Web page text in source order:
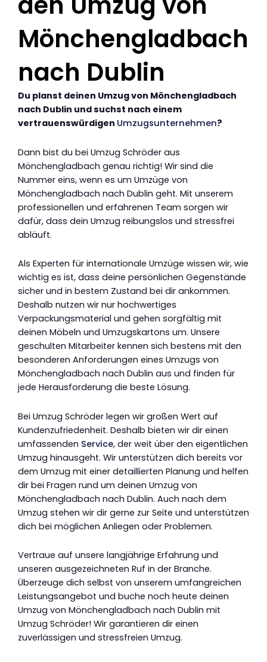
Mönchengladbach
nach Dublin
Du planst deinen Umzug von Mönchengladbach
nach Dublin und suchst nach einem
vertrauenswürdigen Umzugsunternehmen?
Dann bist du bei Umzug Schröder aus
Mönchengladbach genau richtig! Wir sind die
Nummer eins, wenn es um Umzüge von
Mönchengladbach nach Dublin geht. Mit unserem
professionellen und erfahrenen Team sorgen wir
dafür, dass dein Umzug reibungslos und stressfrei
abläuft.
Als Experten für internationale Umzüge wissen wir, wie
wichtig es ist, dass deine persönlichen Gegenstände
sicher und in bestem Zustand bei dir ankommen.
Deshalb nutzen wir nur hochwertiges
Verpackungsmaterial und gehen sorgfältig mit
deinen Möbeln und Umzugskartons um. Unsere
geschulten Mitarbeiter kennen sich bestens mit den
besonderen Anforderungen eines Umzugs von
Mönchengladbach nach Dublin aus und finden für
jede Herausforderung die beste Lösung.
Bei Umzug Schröder legen wir großen Wert auf
Kundenzufriedenheit. Deshalb bieten wir dir einen
umfassenden Service, der weit über den eigentlichen
Umzug hinausgeht. Wir unterstützen dich bereits vor
dem Umzug mit einer detaillierten Planung und helfen
dir bei Fragen rund um deinen Umzug von
Mönchengladbach nach Dublin. Auch nach dem
Umzug stehen wir dir gerne zur Seite und unterstützen
dich bei möglichen Anliegen oder Problemen.
Vertraue auf unsere langjährige Erfahrung und
unseren ausgezeichneten Ruf in der Branche.
Überzeuge dich selbst von unserem umfangreichen
Leistungsangebot und buche noch heute deinen
Umzug von Mönchengladbach nach Dublin mit
Umzug Schröder! Wir garantieren dir einen
zuverlässigen und stressfreien Umzug.